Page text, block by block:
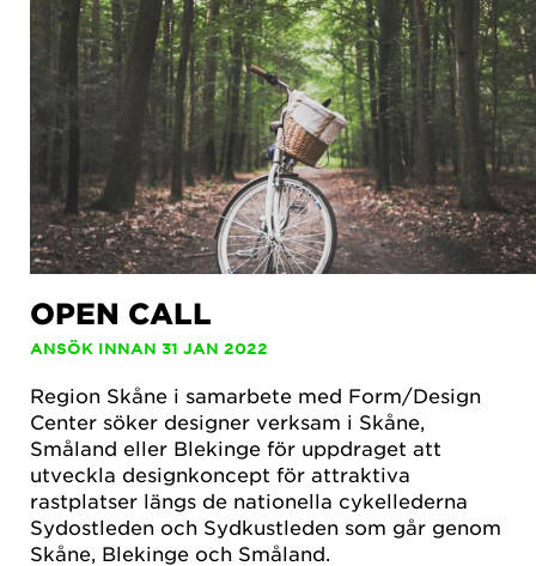
OPEN CALL
ANSÖK INNAN 31 JAN 2022
Region Skåne i samarbete med Form/Design
Center söker designer verksam i Skåne,
Småland eller Blekinge för uppdraget att
utveckla designkoncept för attraktiva
rastplatser längs de nationella cykellederna
Sydostleden och Sydkustleden som går genom
Skåne, Blekinge och Småland.